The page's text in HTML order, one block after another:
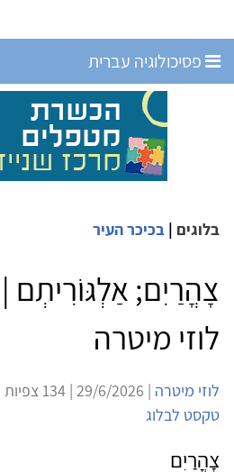
פסיכולוגיה עברית
בלוגים | בכיכר העיר
צָהֳרַיִם; אַלְגּוֹרִיתְם |
לוזי מיטרה
לוזי מיטרה | 29/6/2026 | 134 צפיות |
טקסט לבלוג
צָהֳרַיִם